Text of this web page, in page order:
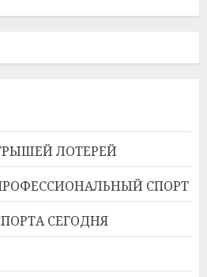
ЛОТЕРЕЙ
СПОРТ
СЕГОДНЯ